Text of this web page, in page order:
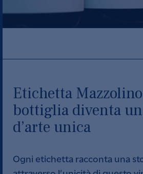
Etichetta
bottiglia diventa
d’arte unica
Ogni etichetta racconta una